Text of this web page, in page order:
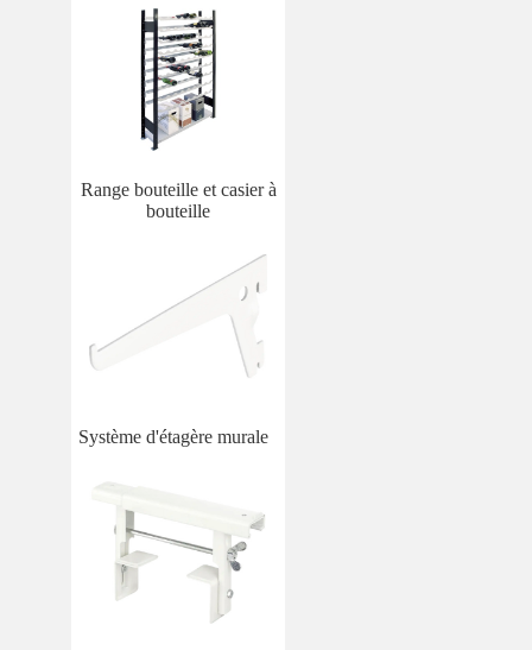
Range bouteille et casier à
bouteille
Système d'étagère murale